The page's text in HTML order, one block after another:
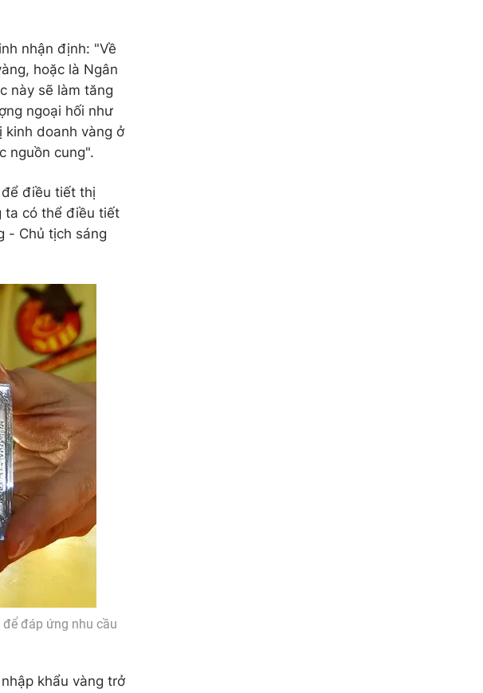
nhận định: "Về
hoặc là Ngân
này sẽ làm tăng
ngoại hối như
kinh doanh vàng ở
nguồn cung".
điều tiết thị
ta có thể điều tiết
- Chủ tịch sáng
đáp ứng nhu cầu
khẩu vàng trở